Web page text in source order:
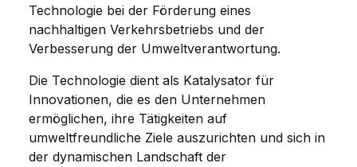
Technologie bei der Förderung eines
nachhaltigen Verkehrsbetriebs und der
Verbesserung der Umweltverantwortung.
Die Technologie dient als Katalysator für
Innovationen, die es den Unternehmen
ermöglichen, ihre Tätigkeiten auf
umweltfreundliche Ziele auszurichten und sich in
der dynamischen Landschaft der